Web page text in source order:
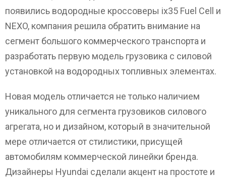
появились водородные кроссоверы ix35 Fuel Cell и
NEXO, компания решила обратить внимание на
сегмент большого коммерческого транспорта и
разработать первую модель грузовика с силовой
установкой на водородных топливных элементах.
Новая модель отличается не только наличием
уникального для сегмента грузовиков силового
агрегата, но и дизайном, который в значительной
мере отличается от стилистики, присущей
автомобилям коммерческой линейки бренда.
Дизайнеры Hyundai сделали акцент на простоте и